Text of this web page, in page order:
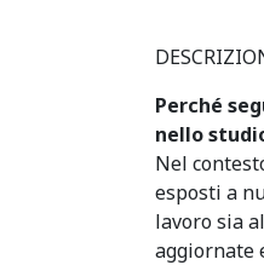
Perché
nello
Nel
esposti a
lavoro sia
aggiornate